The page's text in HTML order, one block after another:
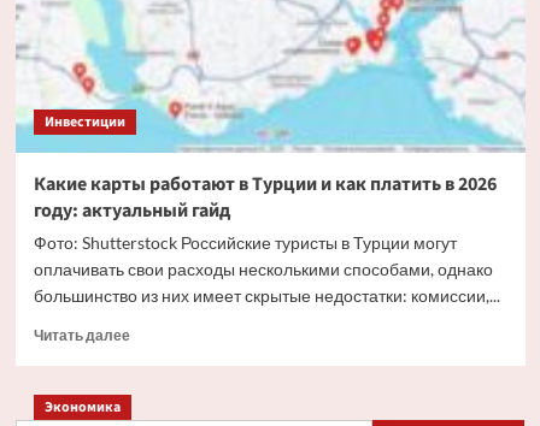
«‎Инвест
Инвестиции
Какие карты работают в Турции и как платить в 2026
году: актуальный гайд
Фото: Shutterstock Российские туристы в Турции могут
оплачивать свои расходы несколькими способами, однако
большинство из них имеет скрытые недостатки: комиссии,...
Читать далееПрочитать
Какие
Экономика